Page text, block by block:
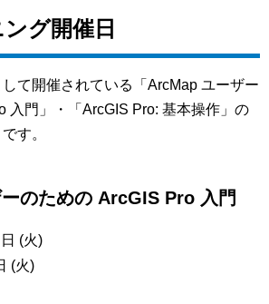
グ開催日
て開催されている「ArcMap ユーザー
入門」・「ArcGIS Pro: 基本操作」の
す。
のための ArcGIS Pro 入門
(火)
(火)